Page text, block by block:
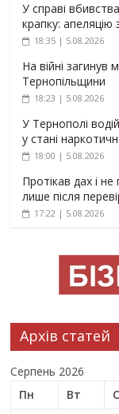
У справі
крапку: апеляцію
18:35 | 5.08.2026
На війні
Тернопільщини
18:23 | 5.08.2026
У Тернополі
у стані
18:00 | 5.08.2026
Протікав дах і
лише після
17:22 | 5.08.2026
Архів статей
Серпень 2026
Пн
Вт